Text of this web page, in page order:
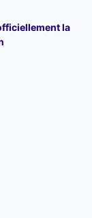
la